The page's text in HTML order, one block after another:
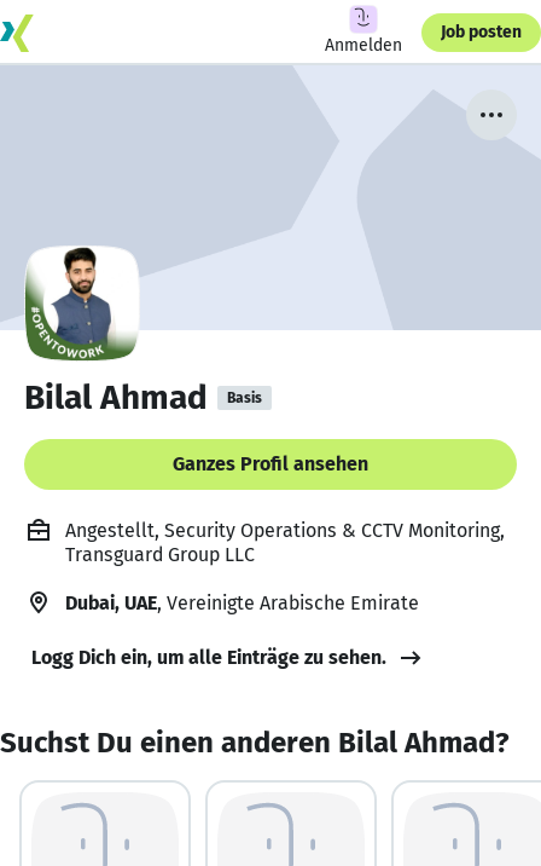
Anmelden
Job posten
Bilal Ahmad Basis
Ganzes Profil ansehen
Angestellt, Security Operations & CCTV Monitoring,
Transguard Group LLC
Dubai, UAE, Vereinigte Arabische Emirate
Logg Dich ein, um alle Einträge zu sehen.
Suchst Du einen anderen Bilal Ahmad?